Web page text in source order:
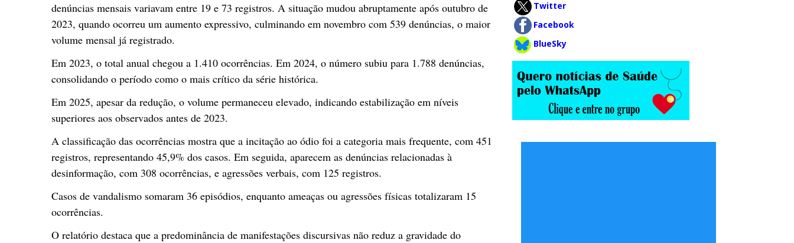
denúncias mensais variavam entre 19 e 73 registros. A situação mudou abruptamente após outubro de
2023, quando ocorreu um aumento expressivo, culminando em novembro com 539 denúncias, o maior
volume mensal já registrado.
Em 2023, o total anual chegou a 1.410 ocorrências. Em 2024, o número subiu para 1.788 denúncias,
consolidando o período como o mais crítico da série histórica.
Em 2025, apesar da redução, o volume permaneceu elevado, indicando estabilização em níveis
superiores aos observados antes de 2023.
A classificação das ocorrências mostra que a incitação ao ódio foi a categoria mais frequente, com 451
registros, representando 45,9% dos casos. Em seguida, aparecem as denúncias relacionadas à
desinformação, com 308 ocorrências, e agressões verbais, com 125 registros.
Casos de vandalismo somaram 36 episódios, enquanto ameaças ou agressões físicas totalizaram 15
ocorrências.
O relatório destaca que a predominância de manifestações discursivas não reduz a gravidade do
Twitter
Facebook
BlueSky